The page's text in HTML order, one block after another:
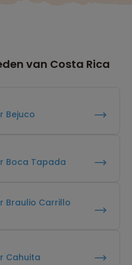
van Costa Rica
Bejuco
Boca Tapada
Braulio Carrillo
Cahuita